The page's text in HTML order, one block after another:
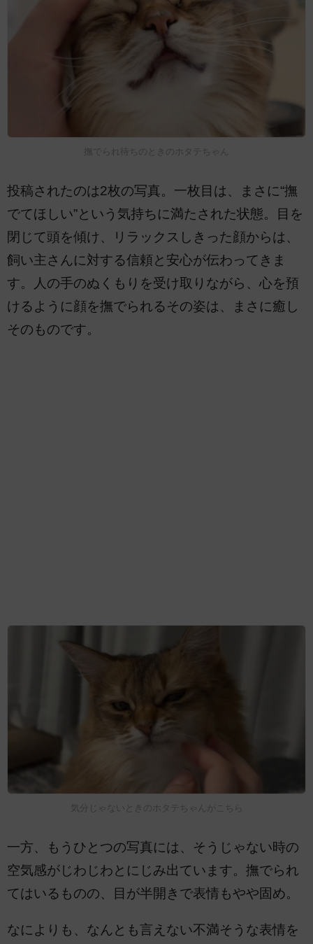
撫でられ待ちのときのホタテちゃん
投稿されたのは2枚の写真。一枚目は、まさに“撫
でてほしい”という気持ちに満たされた状態。目を
閉じて頭を傾け、リラックスしきった顔からは、
飼い主さんに対する信頼と安心が伝わってきま
す。人の手のぬくもりを受け取りながら、心を預
けるように顔を撫でられるその姿は、まさに癒し
そのものです。
気分じゃないときのホタテちゃんがこちら
一方、もうひとつの写真には、そうじゃない時の
空気感がじわじわとにじみ出ています。撫でられ
てはいるものの、目が半開きで表情もやや固め。
なによりも、なんとも言えない不満そうな表情を